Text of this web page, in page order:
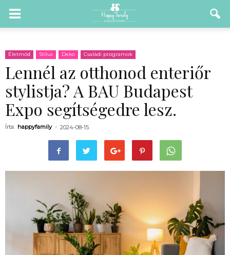
Életmód Stílus Deko Családi programok
Lennél az otthonod enteriőr
stylistja? A BAU Budapest
Expo segítségedre lesz.
Írta: happyfamily - 2024-08-15